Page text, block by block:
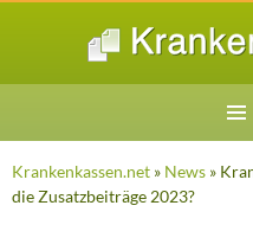
SPRINGEN
Krankenkassen.net » News »
die Zusatzbeiträge 2023?